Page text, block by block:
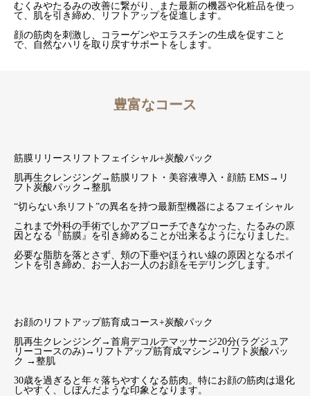
むくみやたるみの改善に繋がり、また最新の機器や化粧品を使っ
て、肌を引き締め、リフトアップを促進します。
顔の筋肉を刺激し、コラーゲンやエラスチンの生成を促すこと
で、自然なハリを取り戻すサポートをします。
豊富なコース
筋膜リリースリフトフェイシャル+炭酸パック
肌再生クレンジング→筋膜リフト・美容液導入・顔筋 EMS→リ
フト炭酸パック→整肌
“切らない糸リフト”の異名を持つ最新型機器によるフェイシャル
これまで外科の手術でしかアプローチできなかった、たるみの原
因となる『筋膜』を引き締めることが出来るようになりました。
必要な脂肪を落とさず、頬の下垂やほうれい線の原因となるポイ
ントを引き締め、お一人お一人のお顔をモデリングします。
お顔のリフトアップ筋育成コース+炭酸パック
肌再生クレンジング→首肩デコルテマッサージ20分(ラグジュア
リーコースのみ)→リフトアップ筋育成マシン→リフト炭酸パッ
ク →整肌
30歳を過ぎると年々落ちやすくなる筋肉。特にお顔の筋肉は退化
しやすく、しぼんだような印象となります。
アクセス